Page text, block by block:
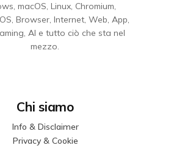
macOS, Linux, Chromium,
Browser, Internet, Web, App,
AI e tutto ciò che sta nel
mezzo.
Chi siamo
Info & Disclaimer
Privacy & Cookie